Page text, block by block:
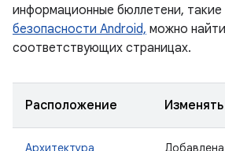
информационные бюллетени, такие
безопасности Android, можно
соответствующих страницах.
Расположение Изменять
Архитектура